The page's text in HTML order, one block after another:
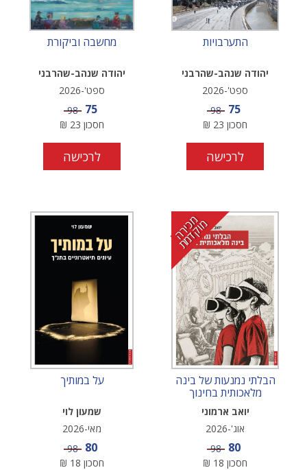
התערבויות
יהודה שנהב-שהרבני
ספט'-2026
מחיר מבצע
75 מחיר
98
חסכון 23
₪
לרכישה
מחשבה וביקורת
יהודה שנהב-שהרבני
ספט'-2026
מחיר מבצע
75 מחיר
98
חסכון 23
₪
לרכישה
מ
כ
י
ר
ה
מ
ו
ק
ד
מ
ת
הבלתי נמנעות של בינה
מלאכותית בחינוך
יואב ארמוני
אוג'-2026
מחיר מבצע
80 מחיר
98
חסכון 18
₪
על במותיך
שמעון לוי
מאי-2026
מחיר מבצע
80 מחיר
98
חסכון 18
₪